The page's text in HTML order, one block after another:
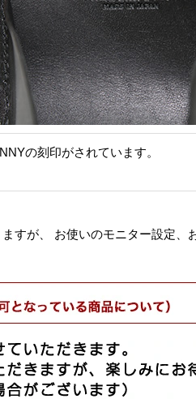
の刻印がされています。
すが、 お使いのモニター設定、